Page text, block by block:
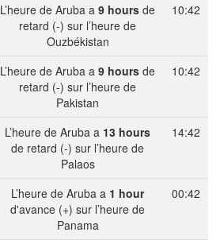
L’heure de Aruba a 9 hours de
retard (-) sur l’heure de
Ouzbékistan
10:42
L’heure de Aruba a 9 hours de
retard (-) sur l’heure de
Pakistan
10:42
L’heure de Aruba a 13 hours
de retard (-) sur l’heure de
Palaos
14:42
L’heure de Aruba a 1 hour
d'avance (+) sur l’heure de
Panama
00:42